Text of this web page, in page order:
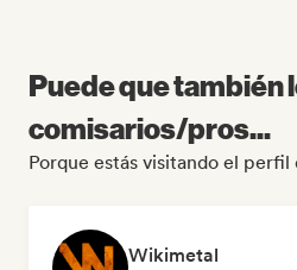
Puede que también
comisarios/pros...
Porque estás visitando el perfil
Wikimetal